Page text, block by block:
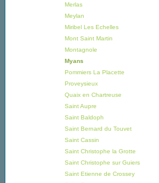
Merlas
Meylan
Miribel Les Echelles
Mont Saint Martin
Montagnole
Myans
Pommiers La Placette
Proveysieux
Quaix en Chartreuse
Saint Aupre
Saint Baldoph
Saint Bernard du Touvet
Saint Cassin
Saint Christophe la Grotte
Saint Christophe sur Guiers
Saint Etienne de Crossey